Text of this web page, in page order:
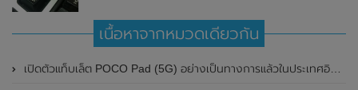
เนื้อหาจากหมวดเดียวกัน
เปิดตัวแท็บเล็ต POCO Pad (5G) อย่างเป็นทางการแล้วในประเทศอินเดีย มาพร้อมชิปเซ็ต Snapdragon 7s Gen 2 ของ Qualcomm และรองรับเครือข่าย 5G